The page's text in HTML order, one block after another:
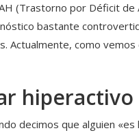
(Trastorno por Déficit
bastante
Actualmente, como vemos
hiperactivo
decimos que alguien